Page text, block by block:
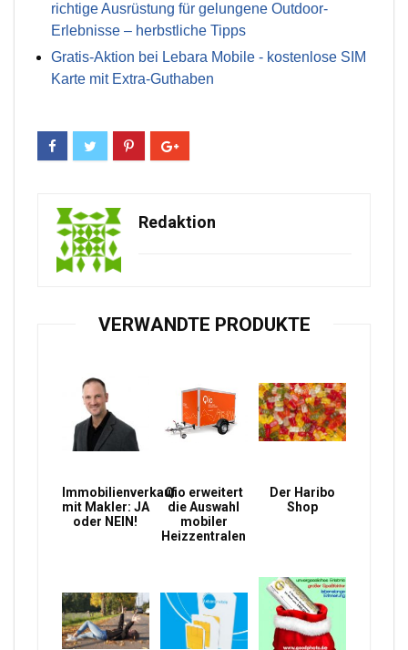
richtige Ausrüstung für gelungene Outdoor-
Erlebnisse – herbstliche Tipps
Gratis-Aktion bei Lebara Mobile - kostenlose SIM
Karte mit Extra-Guthaben
Redaktion
VERWANDTE PRODUKTE
Immobilienverkauf
mit Makler: JA
oder NEIN!
Qio erweitert
die Auswahl
mobiler
Heizzentralen
Der Haribo
Shop